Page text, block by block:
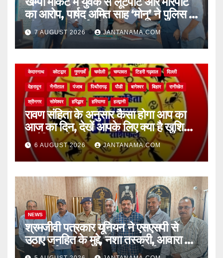
का आरोप, पार्षद अमित साह ‘मोनू’ ने पुलिस से
की सख्त कार्रवाई की मांग
7 AUGUST 2026 JANTANAMA.COM
केदारनाथ कोटद्वार गुणगावँ चमोली चम्पावत टिहरी गढ़वाल दिल्ली
देहरादून नैनीताल पंजाब पिथौरागढ़ पौडी बागेश्वर बिहार रानीखेत
श्रीनगर सोमेश्वर हरिद्धार हरियाणा हल्द्वानी
रावण संहिता के अनुसार कैसा होगा आप का
आज का दिन, देखें आपके लिए क्या है खुशियां,
चुनौतियां और नए अवसर
6 AUGUST 2026 JANTANAMA.COM
NEWS
श्रमजीवी पत्रकार यूनियन ने एसएसपी से
उठाए जनहित के मुद्दे, नशा तस्करी, आवारा पशु
और पार्किंग व्यवस्था पर की कार्रवाई की मांग